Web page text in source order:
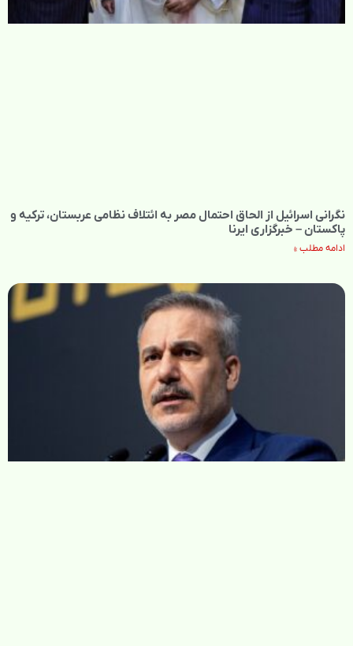
نگرانی اسرائیل از الحاق احتمال مصر به ائتلاف نظامی عربستان، ترکیه و
پاکستان – خبرگزاری ایرنا
ادامه مطلب »